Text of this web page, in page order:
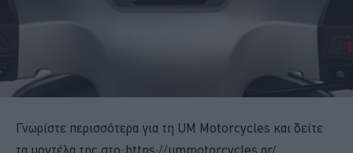
Γνωρίστε περισσότερα για τη UM Motorcycles και δείτε